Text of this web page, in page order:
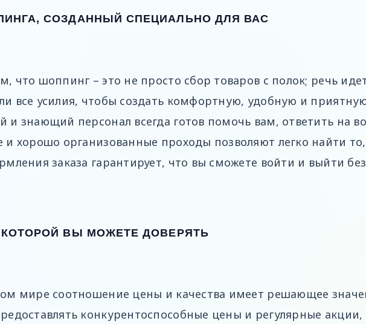
СОЗДАННЫЙ СПЕЦИАЛЬНО ДЛЯ ВАС
что шоппинг – это не просто сбор товаров с полок; речь
все усилия, чтобы создать комфортную, удобную и
и знающий персонал всегда готов помочь вам, ответить на
хорошо организованные проходы позволяют легко найти
заказа гарантирует, что вы сможете войти и выйти
ВЫ МОЖЕТЕ ДОВЕРЯТЬ
мире соотношение цены и качества имеет решающее
конкурентоспособные цены и регулярные